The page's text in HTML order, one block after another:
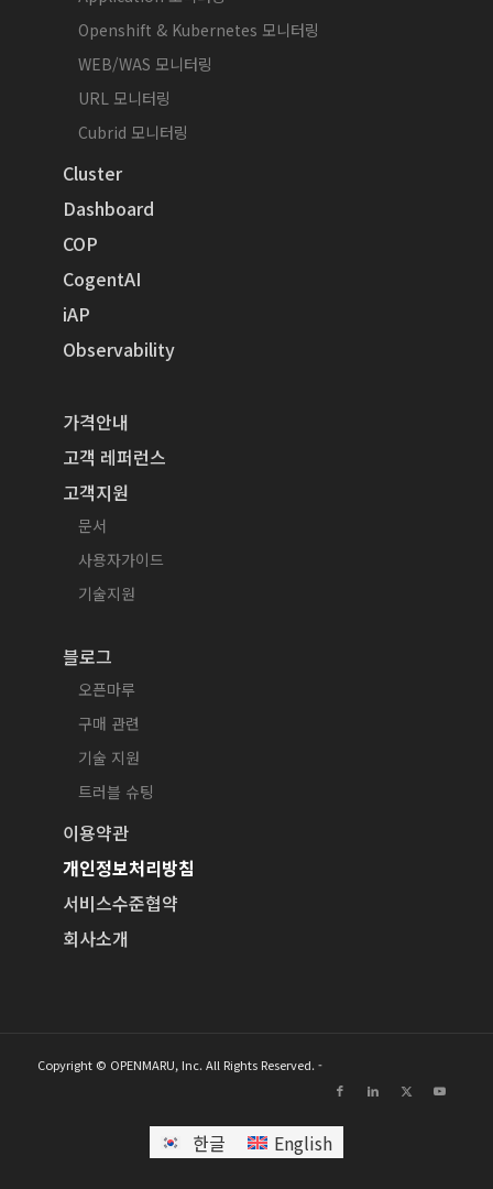
Openshift & Kubernetes 모니터링
WEB/WAS 모니터링
URL 모니터링
Cubrid 모니터링
Cluster
Dashboard
COP
CogentAI
iAP
Observability
가격안내
고객 레퍼런스
고객지원
문서
사용자가이드
기술지원
블로그
오픈마루
구매 관련
기술 지원
트러블 슈팅
이용약관
개인정보처리방침
서비스수준협약
회사소개
Copyright © OPENMARU, Inc. All Rights Reserved. -
한글 English